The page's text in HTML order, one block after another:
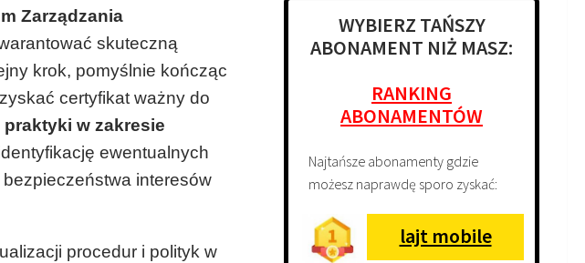
Zarządzania
skuteczną
krok, pomyślnie kończąc
certyfikat ważny do
praktyki w zakresie
ewentualnych
interesów
procedur i polityk w
WYBIERZ TAŃSZY
ABONAMENT NIŻ MASZ:
RANKING
ABONAMENTÓW
Najtańsze abonamenty gdzie
możesz naprawdę sporo zyskać:
lajt mobile